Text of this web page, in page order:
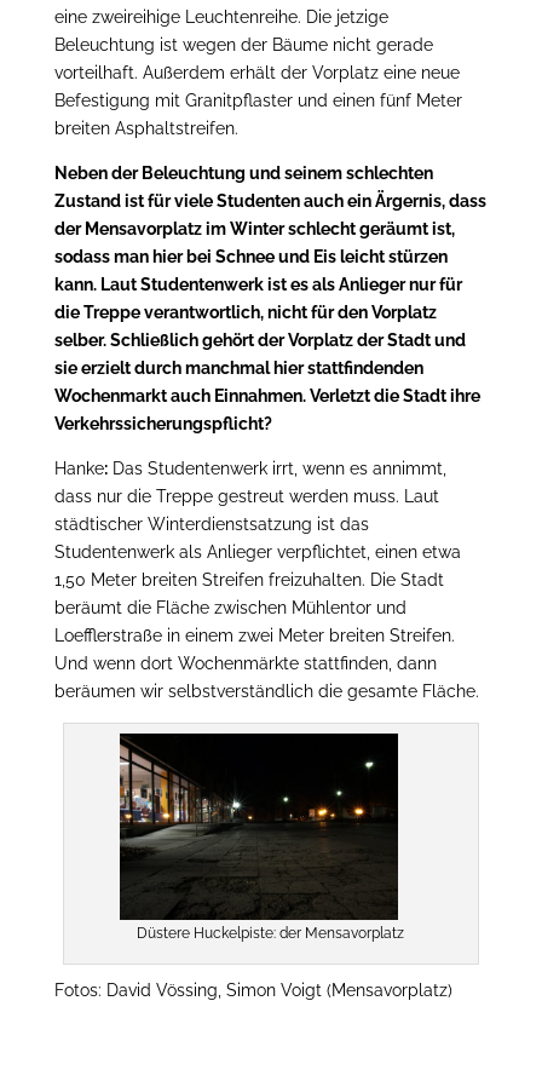
eine zweireihige Leuchtenreihe. Die jetzige
Beleuchtung ist wegen der Bäume nicht gerade
vorteilhaft. Außerdem erhält der Vorplatz eine neue
Befestigung mit Granitpflaster und einen fünf Meter
breiten Asphaltstreifen.
Neben der Beleuchtung und seinem schlechten
Zustand ist für viele Studenten auch ein Ärgernis, dass
der Mensavorplatz im Winter schlecht geräumt ist,
sodass man hier bei Schnee und Eis leicht stürzen
kann. Laut Studentenwerk ist es als Anlieger nur für
die Treppe verantwortlich, nicht für den Vorplatz
selber. Schließlich gehört der Vorplatz der Stadt und
sie erzielt durch manchmal hier stattfindenden
Wochenmarkt auch Einnahmen. Verletzt die Stadt ihre
Verkehrssicherungspflicht?
Hanke:Das Studentenwerk irrt, wenn es annimmt,
dass nur die Treppe gestreut werden muss. Laut
städtischer Winterdienstsatzung ist das
Studentenwerk als Anlieger verpflichtet, einen etwa
1,50 Meter breiten Streifen freizuhalten. Die Stadt
beräumt die Fläche zwischen Mühlentor und
Loefflerstraße in einem zwei Meter breiten Streifen.
Und wenn dort Wochenmärkte stattfinden, dann
beräumen wir selbstverständlich die gesamte Fläche.
Düstere Huckelpiste: der Mensavorplatz
Fotos: David Vössing, Simon Voigt (Mensavorplatz)